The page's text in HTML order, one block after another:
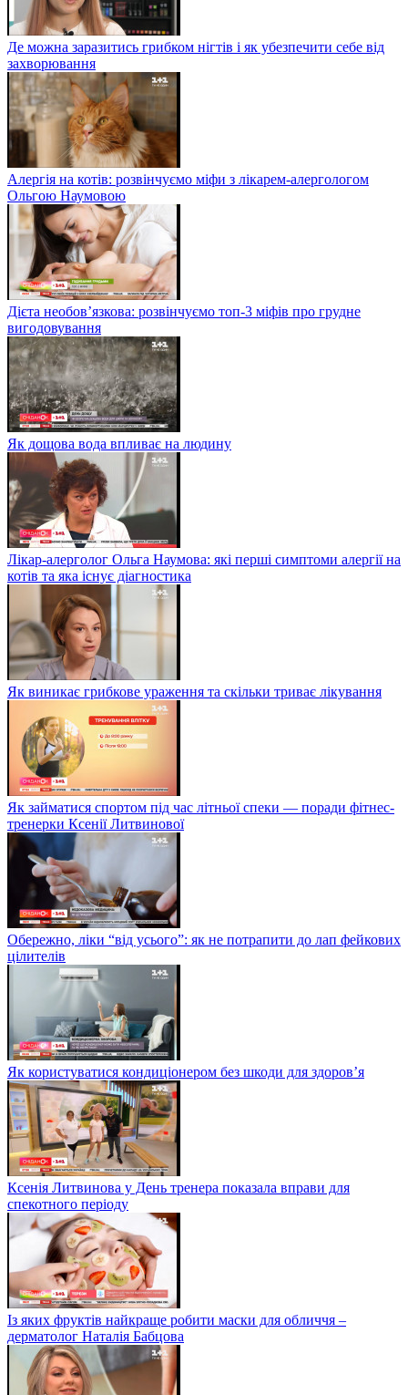
Де можна заразитись грибком нігтів і як убезпечити себе від
захворювання
Алергія на котів: розвінчуємо міфи з лікарем-алергологом
Ольгою Наумовою
Дієта необов’язкова: розвінчуємо топ-3 міфів про грудне
вигодовування
Як дощова вода впливає на людину
Лікар-алерголог Ольга Наумова: які перші симптоми алергії на
котів та яка існує діагностика
Як виникає грибкове ураження та скільки триває лікування
Як займатися спортом під час літньої спеки — поради фітнес-
тренерки Ксенії Литвинової
Обережно, ліки “від усього”: як не потрапити до лап фейкових
цілителів
Як користуватися кондиціонером без шкоди для здоров’я
Ксенія Литвинова у День тренера показала вправи для
спекотного періоду
Із яких фруктів найкраще робити маски для обличчя –
дерматолог Наталія Бабцова